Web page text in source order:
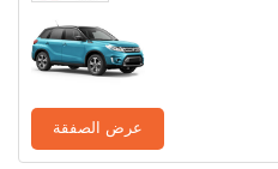
عرض الصفقة